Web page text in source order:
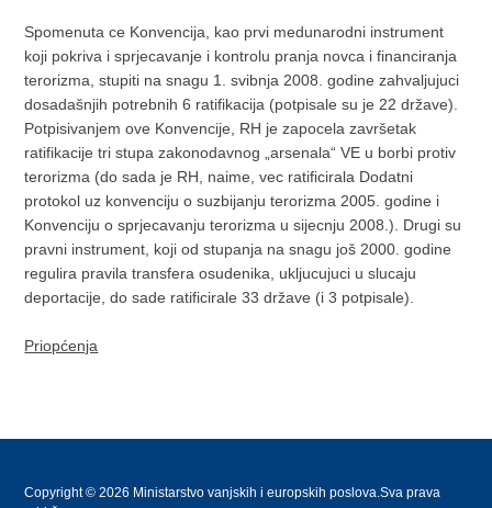
Spomenuta ce Konvencija, kao prvi medunarodni instrument
koji pokriva i sprjecavanje i kontrolu pranja novca i financiranja
terorizma, stupiti na snagu 1. svibnja 2008. godine zahvaljujuci
dosadašnjih potrebnih 6 ratifikacija (potpisale su je 22 države).
Potpisivanjem ove Konvencije, RH je zapocela završetak
ratifikacije tri stupa zakonodavnog „arsenala“ VE u borbi protiv
terorizma (do sada je RH, naime, vec ratificirala Dodatni
protokol uz konvenciju o suzbijanju terorizma 2005. godine i
Konvenciju o sprjecavanju terorizma u sijecnju 2008.). Drugi su
pravni instrument, koji od stupanja na snagu još 2000. godine
regulira pravila transfera osudenika, ukljucujuci u slucaju
deportacije, do sade ratificirale 33 države (i 3 potpisale).
Priopćenja
Copyright © 2026 Ministarstvo vanjskih i europskih poslova.Sva prava